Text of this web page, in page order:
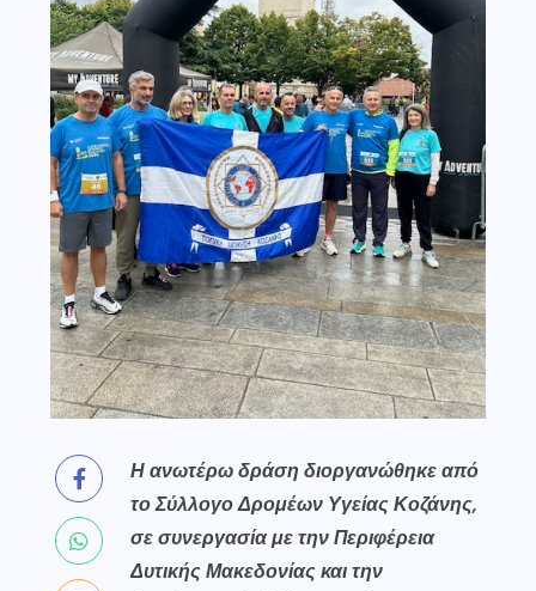
Ηανωτέρω δράση διοργανώθηκε από
το Σύλλογο Δρομέων Υγείας Κοζάνης,
σε συνεργασία με την Περιφέρεια
Δυτικής Μακεδονίας και την